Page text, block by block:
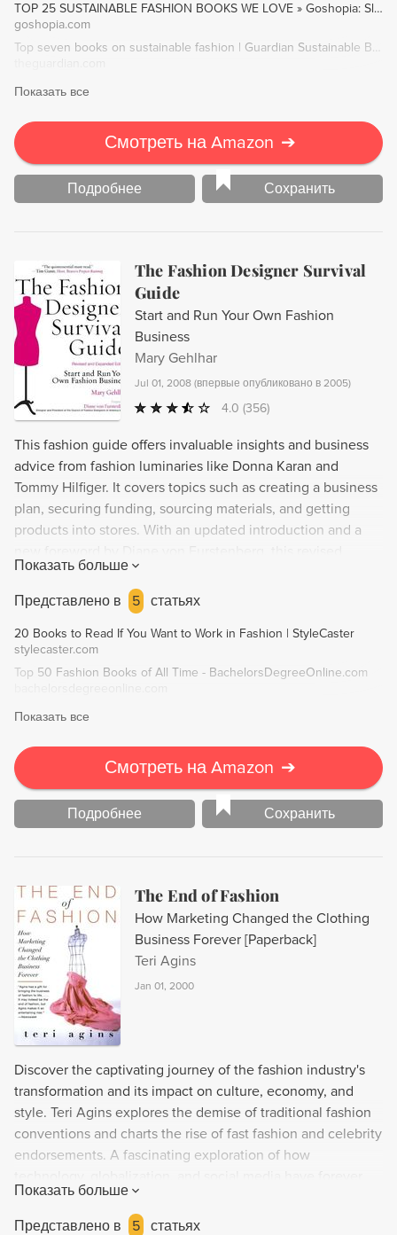
TOP 25 SUSTAINABLE FASHION BOOKS WE LOVE » Goshopia: Slow & Sustainable Fashion
goshopia.com
Top seven books on sustainable fashion | Guardian Sustainable Business | The Guardian
Показать все
Смотреть на Amazon ➔
Подробнее Сохранить
The Fashion Designer Survival
Guide
Start and Run Your Own Fashion
Business
Mary Gehlhar
Jul 01, 2008 (впервые опубликовано в 2005)
4.0 (356)
This fashion guide offers invaluable insights and business
advice from fashion luminaries like Donna Karan and
Tommy Hilfiger. It covers topics such as creating a business
plan, securing funding, sourcing materials, and getting
products into stores. With an updated introduction and a
edition is a must-read for any aspiring fashion designer
looking to build and sustain a successful independent
Показать больше
Представлено в
5 статьях
20 Books to Read If You Want to Work in Fashion | StyleCaster
stylecaster.com
Top 50 Fashion Books of All Time - BachelorsDegreeOnline.com
Показать все
Смотреть на Amazon ➔
Подробнее Сохранить
The End of Fashion
How Marketing Changed the Clothing
Business Forever [Paperback]
Teri Agins
Jan 01, 2000
Discover the captivating journey of the fashion industry's
transformation and its impact on culture, economy, and
style. Teri Agins explores the demise of traditional fashion
conventions and charts the rise of fast fashion and celebrity
endorsements. A fascinating exploration of how
changed the face of fashion.
Показать больше
Представлено в
5 статьях